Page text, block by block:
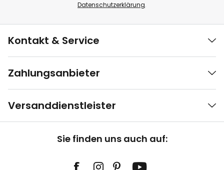
Datenschutzerklärung.
Kontakt & Service
Zahlungsanbieter
Versanddienstleister
Sie finden uns auch auf: